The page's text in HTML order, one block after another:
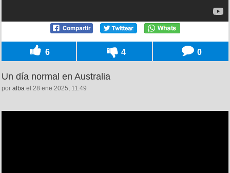
6 4 0
Un día normal en Australia
por alba el 28 ene 2025, 11:49